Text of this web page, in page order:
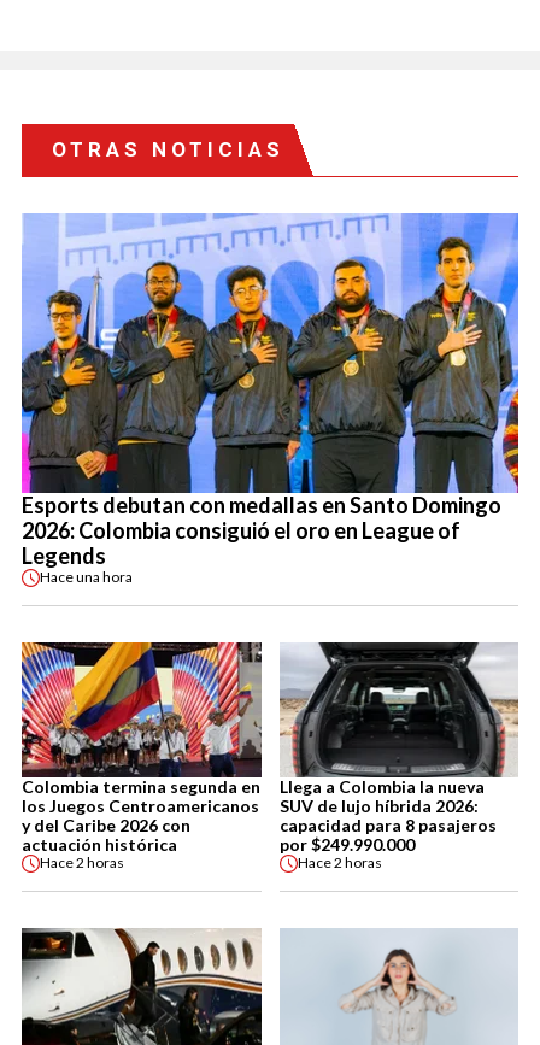
OTRAS NOTICIAS
Esports debutan con medallas en Santo Domingo
2026: Colombia consiguió el oro en League of
Legends
Haceuna hora
Colombia termina segunda en
los Juegos Centroamericanos
y del Caribe 2026 con
actuación histórica
Hace2 horas
Llega a Colombia la nueva
SUV de lujo híbrida 2026:
capacidad para 8 pasajeros
por $249.990.000
Hace2 horas